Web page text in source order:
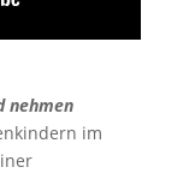
nehmen
im